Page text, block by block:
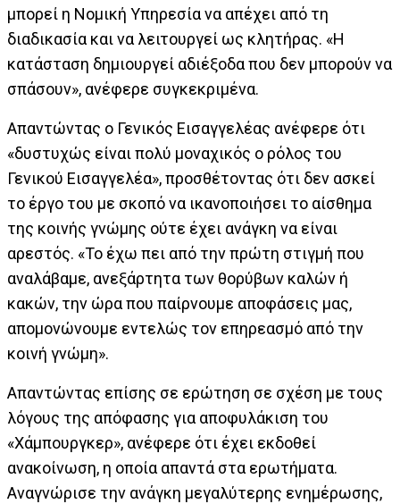
μπορεί η Νομική Υπηρεσία να απέχει από τη
διαδικασία και να λειτουργεί ως κλητήρας. «Η
κατάσταση δημιουργεί αδιέξοδα που δεν μπορούν να
σπάσουν», ανέφερε συγκεκριμένα.
Απαντώντας ο Γενικός Εισαγγελέας ανέφερε ότι
«δυστυχώς είναι πολύ μοναχικός ο ρόλος του
Γενικού Εισαγγελέα», προσθέτοντας ότι δεν ασκεί
το έργο του με σκοπό να ικανοποιήσει το αίσθημα
της κοινής γνώμης ούτε έχει ανάγκη να είναι
αρεστός. «Το έχω πει από την πρώτη στιγμή που
αναλάβαμε, ανεξάρτητα των θορύβων καλών ή
κακών, την ώρα που παίρνουμε αποφάσεις μας,
απομονώνουμε εντελώς τον επηρεασμό από την
κοινή γνώμη».
Απαντώντας επίσης σε ερώτηση σε σχέση με τους
λόγους της απόφασης για αποφυλάκιση του
«Χάμπουργκερ», ανέφερε ότι έχει εκδοθεί
ανακοίνωση, η οποία απαντά στα ερωτήματα.
Αναγνώρισε την ανάγκη μεγαλύτερης ενημέρωσης,